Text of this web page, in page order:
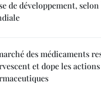
de développement,
des médicaments
et dope les actions